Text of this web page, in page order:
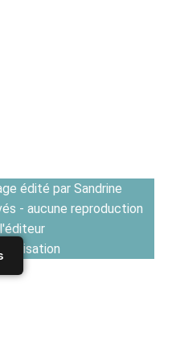
édité par Sandrine
- aucune reproduction